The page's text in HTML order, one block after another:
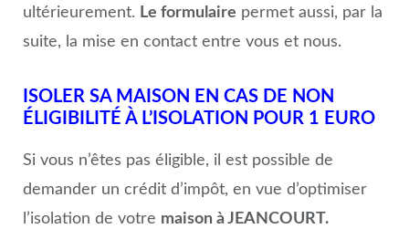
ultérieurement. Le formulaire permet aussi, par la
suite, la mise en contact entre vous et nous.
ISOLER SA MAISON EN CAS DE NON
ÉLIGIBILITÉ À L’ISOLATION POUR 1 EURO
Si vous n’êtes pas éligible, il est possible de
demander un crédit d’impôt, en vue d’optimiser
l’isolation de votre maison à JEANCOURT.